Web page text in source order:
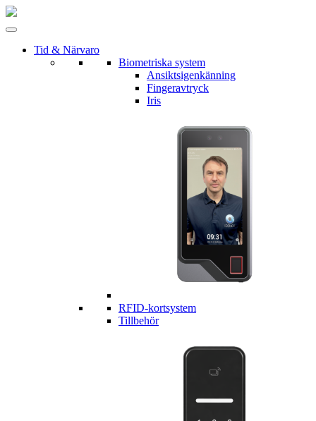
Tid & Närvaro
Biometriska system
Ansiktsigenkänning
Fingeravtryck
Iris
RFID-kortsystem
Tillbehör